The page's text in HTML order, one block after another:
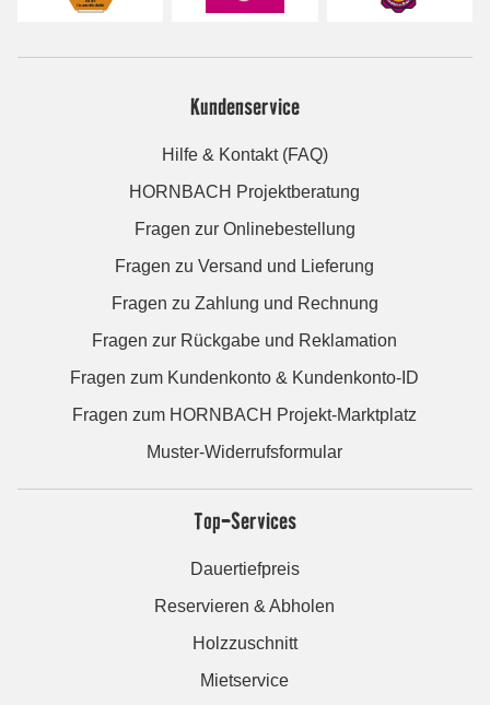
Kundenservice
Hilfe & Kontakt (FAQ)
HORNBACH Projektberatung
Fragen zur Onlinebestellung
Fragen zu Versand und Lieferung
Fragen zu Zahlung und Rechnung
Fragen zur Rückgabe und Reklamation
Fragen zum Kundenkonto & Kundenkonto-ID
Fragen zum HORNBACH Projekt-Marktplatz
Muster-Widerrufsformular
Top-Services
Dauertiefpreis
Reservieren & Abholen
Holzzuschnitt
Mietservice